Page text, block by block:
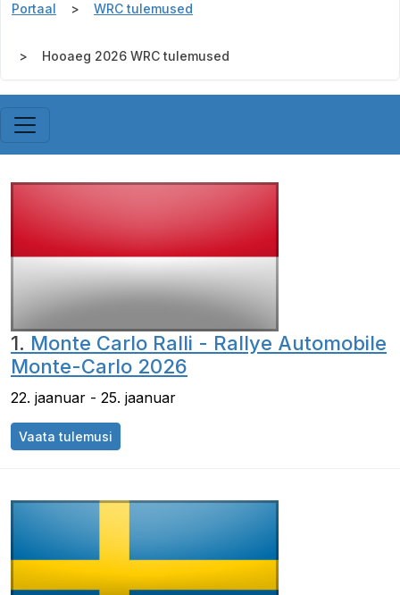
Portaal WRC tulemused
Hooaeg 2026 WRC tulemused
1. Monte Carlo Ralli - Rallye Automobile
Monte-Carlo 2026
22. jaanuar - 25. jaanuar
Vaata tulemusi